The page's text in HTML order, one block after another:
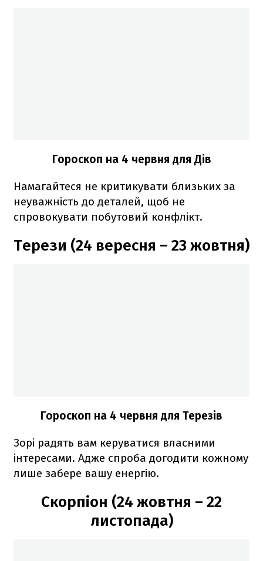
Гороскоп на 4 червня для Дів
Намагайтеся не критикувати близьких за
неуважність до деталей, щоб не
спровокувати побутовий конфлікт.
Терези (24 вересня – 23 жовтня)
Гороскоп на 4 червня для Терезів
Зорі радять вам керуватися власними
інтересами. Адже спроба догодити кожному
лише забере вашу енергію.
Скорпіон (24 жовтня – 22
листопада)